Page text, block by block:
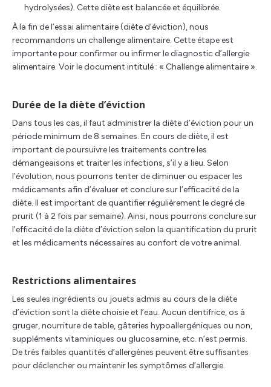
hydrolysées). Cette diète est balancée et équilibrée.
À la fin de l’essai alimentaire (diète d’éviction), nous
recommandons un challenge alimentaire. Cette étape est
importante pour confirmer ou infirmer le diagnostic d’allergie
alimentaire. Voir le document intitulé : « Challenge alimentaire ».
Durée de la diète d’éviction
Dans tous les cas, il faut administrer la diète d’éviction pour un
période minimum de 8 semaines. En cours de diète, il est
important de poursuivre les traitements contre les
démangeaisons et traiter les infections, s’il y a lieu. Selon
l’évolution, nous pourrons tenter de diminuer ou espacer les
médicaments afin d’évaluer et conclure sur l’efficacité de la
diète. Il est important de quantifier régulièrement le degré de
prurit (1 à 2 fois par semaine). Ainsi, nous pourrons conclure sur
l’efficacité de la diète d’éviction selon la quantification du prurit
et les médicaments nécessaires au confort de votre animal.
Restrictions alimentaires
Les seules ingrédients ou jouets admis au cours de la diète
d’éviction sont la diète choisie et l’eau. Aucun dentifrice, os à
gruger, nourriture de table, gâteries hypoallergéniques ou non,
suppléments vitaminiques ou glucosamine, etc. n’est permis.
De très faibles quantités d’allergènes peuvent être suffisantes
pour déclencher ou maintenir les symptômes d’allergie.